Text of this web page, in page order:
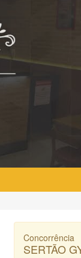
Concorrência
SERTÃO